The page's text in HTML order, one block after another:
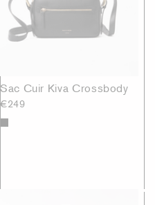
Sac Cuir Kiva Crossbody
€249